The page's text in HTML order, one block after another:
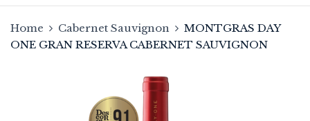
Home Cabernet Sauvignon
MONTGRAS DAY
ONE GRAN RESERVA CABERNET SAUVIGNON